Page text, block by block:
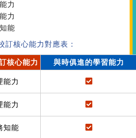
力
力
能
訂核心能力對應表：
核心能力
與時俱進的學習能力
能力
能力
知能